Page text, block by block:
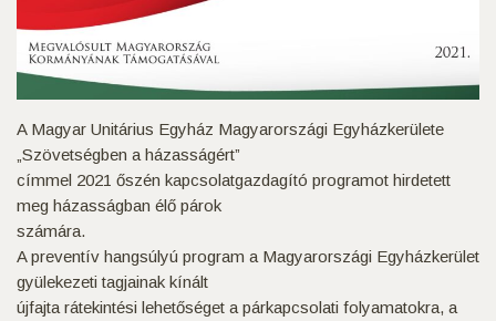
A Magyar Unitárius Egyház Magyarországi Egyházkerülete
„Szövetségben a házasságért”
címmel 2021 őszén kapcsolatgazdagító programot hirdetett
meg házasságban élő párok
számára.
A preventív hangsúlyú program a Magyarországi Egyházkerület
gyülekezeti tagjainak kínált
újfajta rátekintési lehetőséget a párkapcsolati folyamatokra, a